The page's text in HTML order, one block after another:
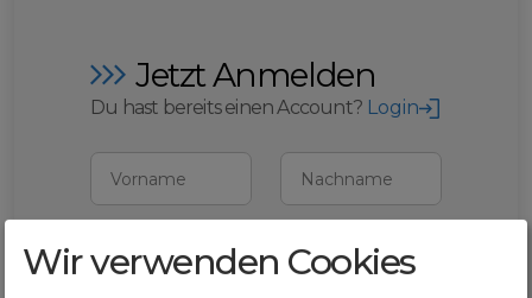
Jetzt Anmelden
Du hast bereits einen Account? Login
Vorname Nachname
E-Mail
Wir verwenden Cookies